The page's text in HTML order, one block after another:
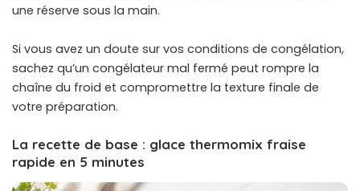
une réserve sous la main.
Si vous avez un doute sur vos conditions de congélation,
sachez qu’un congélateur mal fermé peut rompre la
chaîne du froid et compromettre la texture finale de
votre préparation.
La recette de base : glace thermomix fraise
rapide en 5 minutes